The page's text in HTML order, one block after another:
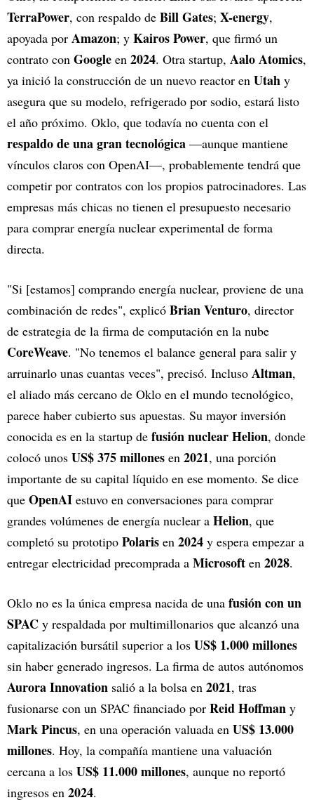
TerraPower, con respaldo de Bill Gates; X-energy,
apoyada por Amazon; y Kairos Power, que firmó un
contrato con Google en 2024. Otra startup, Aalo Atomics,
ya inició la construcción de un nuevo reactor en Utah y
asegura que su modelo, refrigerado por sodio, estará listo
el año próximo. Oklo, que todavía no cuenta con el
respaldo de una gran tecnológica —aunque mantiene
vínculos claros con OpenAI—, probablemente tendrá que
competir por contratos con los propios patrocinadores. Las
empresas más chicas no tienen el presupuesto necesario
para comprar energía nuclear experimental de forma
directa.
"Si [estamos] comprando energía nuclear, proviene de una
combinación de redes", explicó Brian Venturo, director
de estrategia de la firma de computación en la nube
CoreWeave. "No tenemos el balance general para salir y
arruinarlo unas cuantas veces", precisó. Incluso Altman,
el aliado más cercano de Oklo en el mundo tecnológico,
parece haber cubierto sus apuestas. Su mayor inversión
conocida es en la startup de fusión nuclear Helion, donde
colocó unos US$ 375 millones en 2021, una porción
importante de su capital líquido en ese momento. Se dice
que OpenAI estuvo en conversaciones para comprar
grandes volúmenes de energía nuclear a Helion, que
completó su prototipo Polaris en 2024 y espera empezar a
entregar electricidad precomprada a Microsoft en 2028.
Oklo no es la única empresa nacida de una fusión con un
SPAC y respaldada por multimillonarios que alcanzó una
capitalización bursátil superior a los US$ 1.000 millones
sin haber generado ingresos. La firma de autos autónomos
Aurora Innovation salió a la bolsa en 2021, tras
fusionarse con un SPAC financiado por Reid Hoffman y
Mark Pincus, en una operación valuada en US$ 13.000
millones. Hoy, la compañía mantiene una valuación
cercana a los US$ 11.000 millones, aunque no reportó
ingresos en 2024.